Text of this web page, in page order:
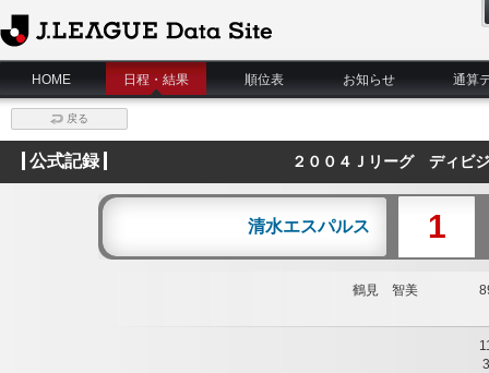
J.League Data Site
HOME
日程・結果 順位表 お知らせ 通算
戻る
公式記録 ２００４Ｊリーグ ディビ
清水エスパルス 1
鶴見 智美
3